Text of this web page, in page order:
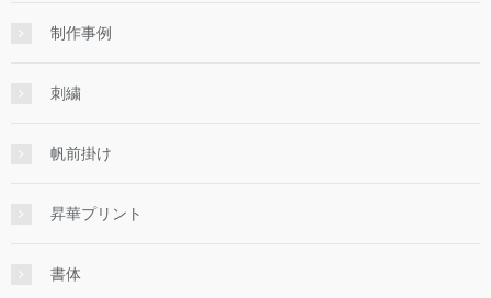
制作事例
刺繍
帆前掛け
昇華プリント
書体